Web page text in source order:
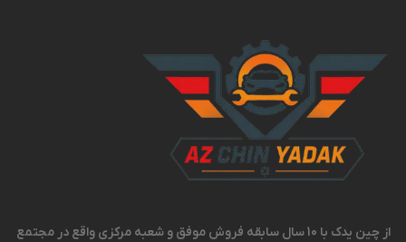
از چین یدک با 10 سال سابقه فروش موفق و شعبه مرکزی واقع در مجتمع